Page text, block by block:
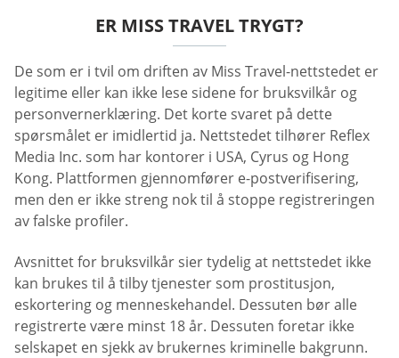
ER MISS TRAVEL TRYGT?
De som er i tvil om driften av Miss Travel-nettstedet er
legitime eller kan ikke lese sidene for bruksvilkår og
personvernerklæring. Det korte svaret på dette
spørsmålet er imidlertid ja. Nettstedet tilhører Reflex
Media Inc. som har kontorer i USA, Cyrus og Hong
Kong. Plattformen gjennomfører e-postverifisering,
men den er ikke streng nok til å stoppe registreringen
av falske profiler.
Avsnittet for bruksvilkår sier tydelig at nettstedet ikke
kan brukes til å tilby tjenester som prostitusjon,
eskortering og menneskehandel. Dessuten bør alle
registrerte være minst 18 år. Dessuten foretar ikke
selskapet en sjekk av brukernes kriminelle bakgrunn.